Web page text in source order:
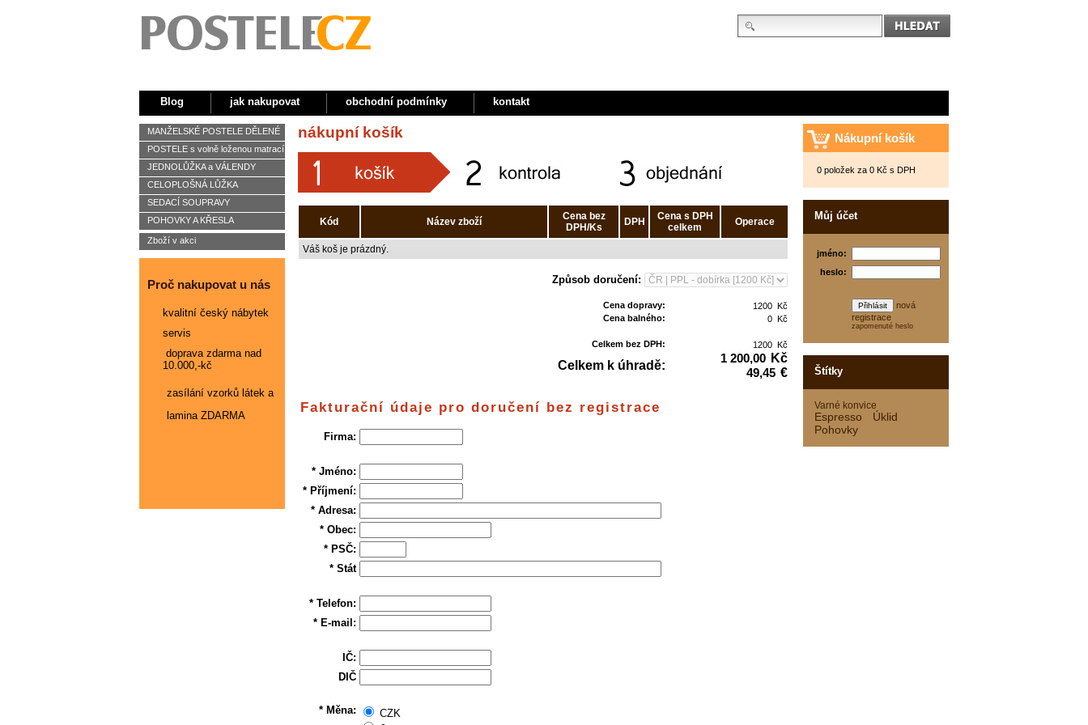
Blog jak nakupovat obchodní podmínky kontakt
Nákupní košík
0 položek za 0 Kč s DPH
Můj účet
jméno:
heslo:
nová
registrace
zapomenuté heslo
Štítky
Varné konvice
Espresso
Úklid
Pohovky
MANŽELSKÉ POSTELE DĚLENÉ
POSTELE s volně loženou matrací
JEDNOLŮŽKA a VÁLENDY
CELOPLOŠNÁ LŮŽKA
SEDACÍ SOUPRAVY
POHOVKY A KŘESLA
Zboží v akci
Proč nakupovat u nás
kvalitní český nábytek
servis
doprava zdarma nad
10.000,-kč
zasílání vzorků látek a
lamina ZDARMA
nákupní košík
Kód Název zboží
Cena bez
DPH/Ks
DPH
Cena s DPH
celkem
Operace
Váš koš je prázdný.
Způsob doručení:
Cena dopravy:
Kč
Cena balného:
Kč
Celkem bez DPH: Kč
Celkem k úhradě:
Kč
€
Fakturační údaje pro doručení bez registrace
Firma:
* Jméno:
* Příjmení:
* Adresa:
* Obec:
* PSČ:
* Stát
* Telefon:
* E-mail:
IČ:
DIČ
* Měna:
CZK